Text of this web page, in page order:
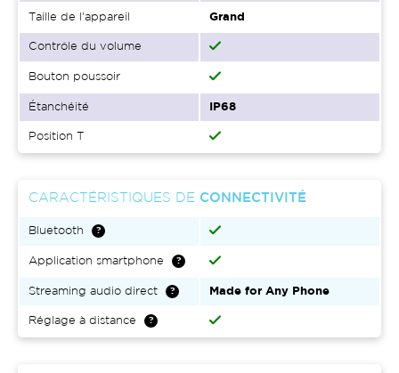
Taille de l'appareil Grand
Contrôle du volume
Bouton poussoir
Étanchéité IP68
Position T
CARACTÉRISTIQUES DE CONNECTIVITÉ
Bluetooth
Application smartphone
Streaming audio direct Made for Any Phone
Réglage à distance